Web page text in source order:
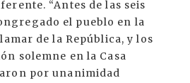
“Antes de las seis
el pueblo en la
de la República, y los
solemne en la Casa
por unanimidad